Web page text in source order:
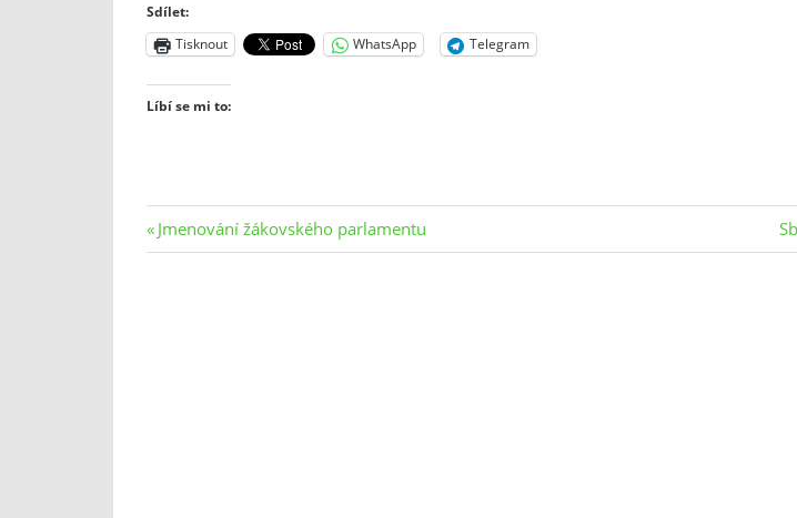
Sdílet:
Tisknout
WhatsApp Telegram
Líbí se mi to:
Navigace
Previous
Post:
Jmenování žákovského parlamentu